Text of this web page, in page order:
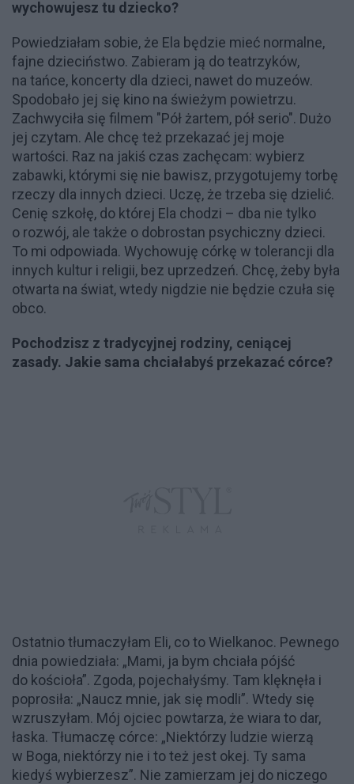
wychowujesz tu dziecko?
Powiedziałam sobie, że Ela będzie mieć normalne,
fajne dzieciństwo. Zabieram ją do teatrzyków,
na tańce, koncerty dla dzieci, nawet do muzeów.
Spodobało jej się kino na świeżym powietrzu.
Zachwyciła się filmem "Pół żartem, pół serio". Dużo
jej czytam. Ale chcę też przekazać jej moje
wartości. Raz na jakiś czas zachęcam: wybierz
zabawki, którymi się nie bawisz, przygotujemy torbę
rzeczy dla innych dzieci. Uczę, że trzeba się dzielić.
Cenię szkołę, do której Ela chodzi – dba nie tylko
o rozwój, ale także o dobrostan psychiczny dzieci.
To mi odpowiada. Wychowuję córkę w tolerancji dla
innych kultur i religii, bez uprzedzeń. Chcę, żeby była
otwarta na świat, wtedy nigdzie nie będzie czuła się
obco.
Pochodzisz z tradycyjnej rodziny, ceniącej
zasady. Jakie sama chciałabyś przekazać córce?
Ostatnio tłumaczyłam Eli, co to Wielkanoc. Pewnego
dnia powiedziała: „Mami, ja bym chciała pójść
do kościoła”. Zgoda, pojechałyśmy. Tam klęknęła i
poprosiła: „Naucz mnie, jak się modli”. Wtedy się
wzruszyłam. Mój ojciec powtarza, że wiara to dar,
łaska. Tłumaczę córce: „Niektórzy ludzie wierzą
w Boga, niektórzy nie i to też jest okej. Ty sama
kiedyś wybierzesz”. Nie zamierzam jej do niczego